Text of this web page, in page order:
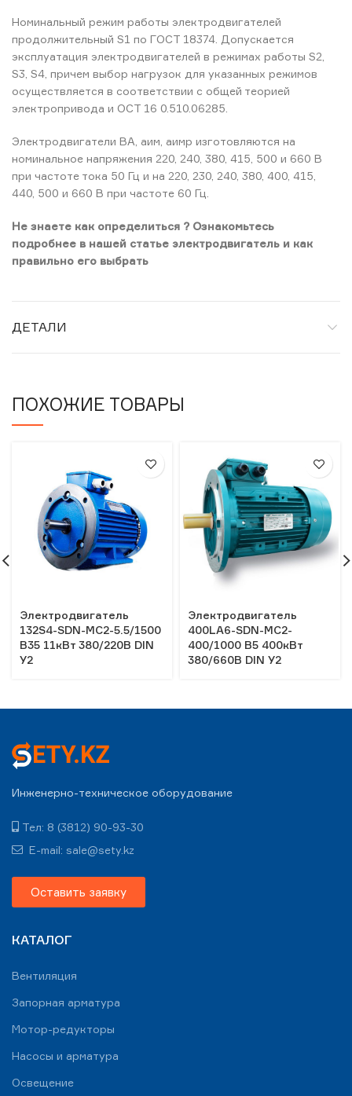
Номинальный режим работы электродвигателей
продолжительный S1 по ГОСТ 18374. Допускается
эксплуатация электродвигателей в режимах работы S2,
S3, S4, причем выбор нагрузок для указанных режимов
осуществляется в соответствии с общей теорией
электропривода и ОСТ 16 0.510.06285.
Электродвигатели ВА, аим, аимр изготовляются на
номинальное напряжения 220, 240, 380, 415, 500 и 660 В
при частоте тока 50 Гц и на 220, 230, 240, 380, 400, 415,
440, 500 и 660 В при частоте 60 Гц.
Не знаете как определиться ? Ознакомьтесь
подробнее в нашей статье электродвигатель и как
правильно его выбрать
ДЕТАЛИ
ПОХОЖИЕ ТОВАРЫ
Электродвигатель
132S4-SDN-MC2-5.5/1500
B35 11кВт 380/220В DIN
У2
Электродвигатель
400LA6-SDN-MC2-
400/1000 B5 400кВт
380/660В DIN У2
Инженерно-техническое оборудование
Тел: 8 (3812) 90-93-30
E-mail: sale@sety.kz
Оставить заявку
КАТАЛОГ
Вентиляция
Запорная арматура
Мотор-редукторы
Насосы и арматура
Освещение